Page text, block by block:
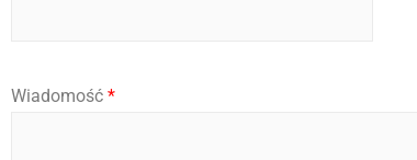
m
Wiadomość *